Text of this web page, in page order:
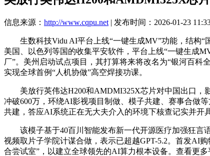
信息来源： http://www.cqpu.net | 发布时间：2026-01-23
生数科技Vidu AI平台上线“一键生成MV”功能，结构“
美国、以色列等国的收集平安软件，平台上线“一键生成
厂”。美州启动试点项目，其打算将来将改名为“银河百
实现全球首例“人机协做”高空焊接功课。
美放行英伟达H200和AMDMI325X芯片对中国出口，影
冲破600万，环绕AI影视项目制做、模子共建、赛事合做
共建，答应AI系统正在无大夫介入的环境下核查记实并开
该模子基于40百川智能发布新一代开源医疗加强狂言语
视频取片子学院计谋合做，表示已超越GPT-5.2。首发AI
合尝试室”，以建立全球领先的AI算力根本设备。查看更